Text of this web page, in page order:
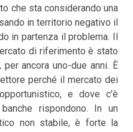
che sta considerando una
in territorio negativo il
in partenza il problema. Il
di riferimento è stato
ancora uno-due anni. È
perché il mercato dei
e dove c’è
rispondono. In un
non stabile, è forte la